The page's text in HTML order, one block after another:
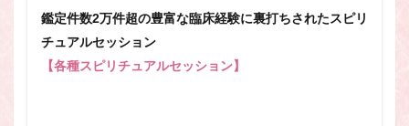
鑑定件数2万件超の豊富な臨床経験に裏打ちされたスピリ
チュアルセッション
【各種スピリチュアルセッション】